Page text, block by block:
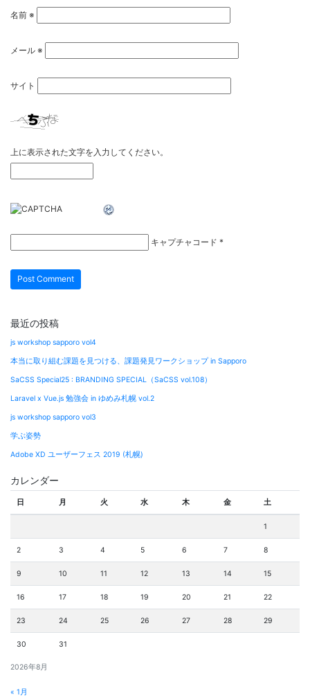
名前 ※
メール ※
サイト
上に表示された文字を入力してください。
キャプチャコード *
最近の投稿
js workshop sapporo vol4
本当に取り組む課題を見つける、課題発見ワークショップ in Sapporo
SaCSS Special25 : BRANDING SPECIAL（SaCSS vol.108）
Laravel x Vue.js 勉強会 in ゆめみ札幌 vol.2
js workshop sapporo vol3
学ぶ姿勢
Adobe XD ユーザーフェス 2019 (札幌)
カレンダー
2026年8月
日 月 火 水 木 金 土
1
2 3 4 5 6 7 8
9 10 11 12 13 14 15
16 17 18 19 20 21 22
23 24 25 26 27 28 29
30 31
« 1月